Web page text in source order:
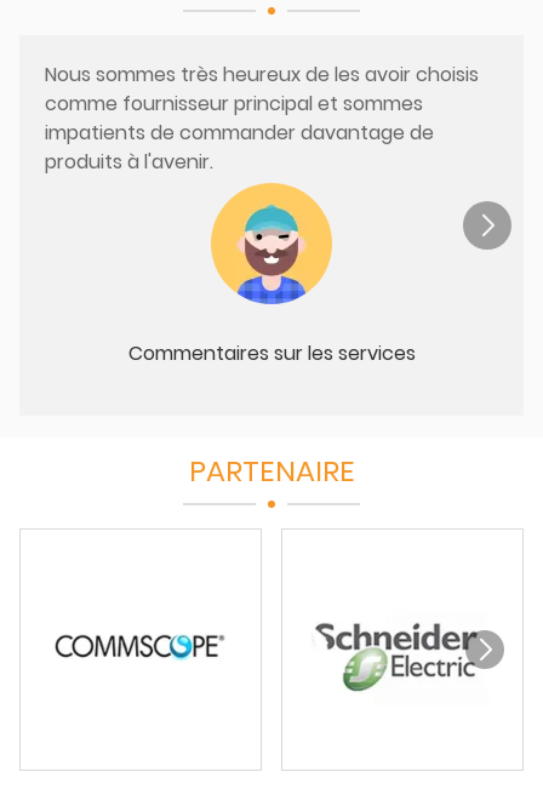
Nous sommes très heureux de les avoir choisis
comme fournisseur principal et sommes
impatients de commander davantage de
produits à l'avenir.
Commentaires sur les services
PARTENAIRE